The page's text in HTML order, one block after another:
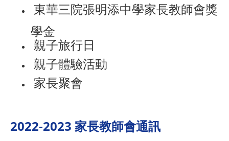
東華三院張明添中學家長教師會獎
學金
親子旅行日
親子體驗活動
家長聚會
2022-2023 家長教師會通訊